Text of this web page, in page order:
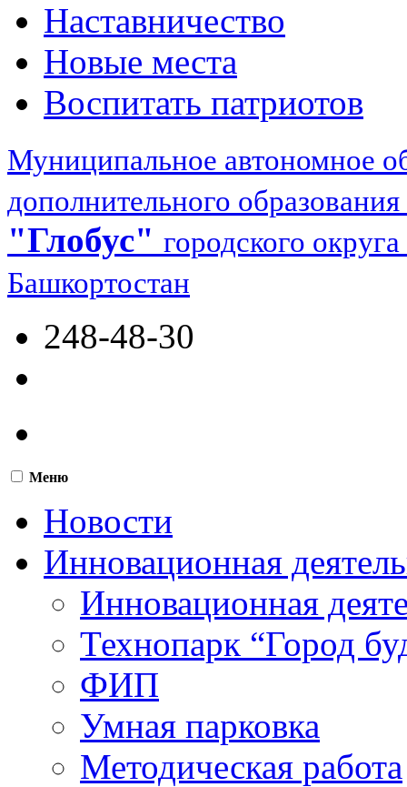
Наставничество
Новые места
Воспитать патриотов
Муниципальное автономное
дополнительного образования
"Глобус" городского
Башкортостан
248-48-30
Меню
Новости
Инновационная
Инновационная
Технопарк “Город
ФИП
Умная парковка
Методическая работа